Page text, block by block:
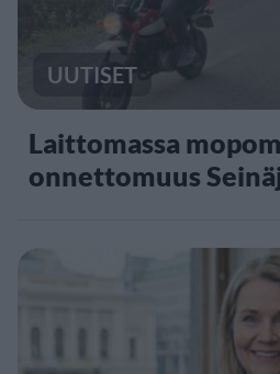
UUTISET
Laittomassa
onnettomuus